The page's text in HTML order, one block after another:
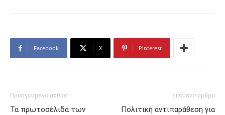
Facebook X Pinterest
Προηγούμενο άρθρο
Τα πρωτοσέλιδα των
Επόμενο άρθρο
Πολιτική αντιπαράθεση για